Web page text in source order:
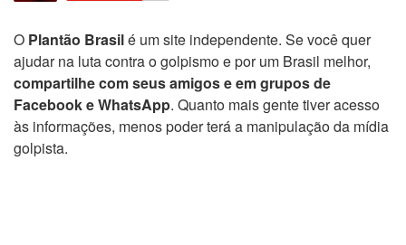
O Plantão Brasilé um site independente. Se você quer
ajudar na luta contra o golpismo e por um Brasil melhor,
compartilhe com seus amigos e em grupos de
Facebook e WhatsApp. Quanto mais gente tiver acesso
às informações, menos poder terá a manipulação da mídia
golpista.